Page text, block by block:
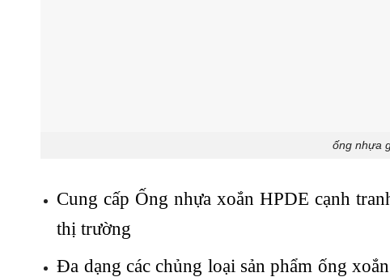
ống nhựa
Cung cấp Ống nhựa xoắn HPDE cạnh
thị trường
Đa dạng các chủng loại sản phẩm ống